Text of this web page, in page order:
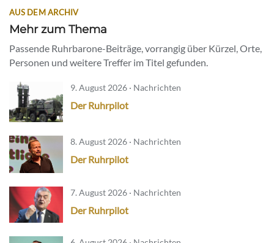
AUS DEM ARCHIV
Mehr zum Thema
Passende Ruhrbarone-Beiträge, vorrangig über Kürzel, Orte,
Personen und weitere Treffer im Titel gefunden.
9. August 2026 · Nachrichten
Der Ruhrpilot
8. August 2026 · Nachrichten
Der Ruhrpilot
7. August 2026 · Nachrichten
Der Ruhrpilot